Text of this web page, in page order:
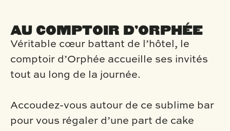
AU COMPTOIR D’ORPHÉE
Véritable cœur battant de l’hôtel, le
comptoir d’Orphée accueille ses invités
tout au long de la journée.
Accoudez-vous autour de ce sublime bar
pour vous régaler d’une part de cake